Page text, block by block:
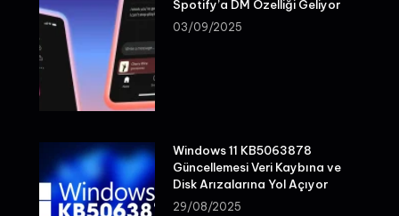
Spotify’a DM Özelliği Geliyor
03/09/2025
Windows 11 KB5063878
Güncellemesi Veri Kaybına ve
Disk Arızalarına Yol Açıyor
29/08/2025